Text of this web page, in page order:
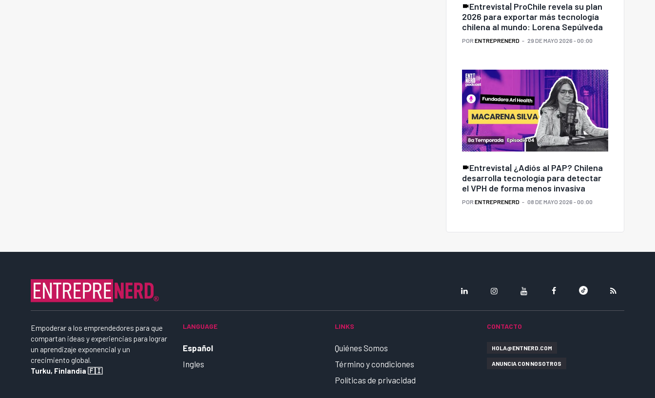
Entrevista| ProChile revela su plan
2026 para exportar más tecnología
chilena al mundo: Lorena Sepúlveda
POR ENTREPRENERD 29 DE MAYO 2026 - 00:00
Entrevista| ¿Adiós al PAP? Chilena
desarrolla tecnología para detectar
el VPH de forma menos invasiva
POR ENTREPRENERD 08 DE MAYO 2026 - 00:00
Empoderar a los emprendedores para que
compartan ideas y experiencias para lograr
un aprendizaje exponencial y un
crecimiento global.
Turku, Finlandia 🇫🇮
LANGUAGE
Español
Ingles
LINKS
Quiénes Somos
Término y condiciones
Políticas de privacidad
CONTACTO
HOLA@ENTNERD.COM
ANUNCIA CON NOSOTROS